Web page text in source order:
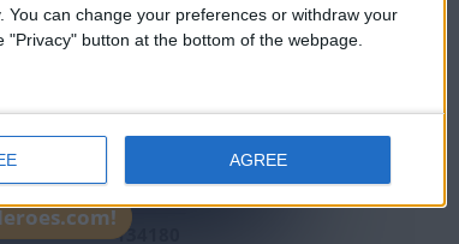
can change your preferences or withdraw your
button at the bottom of the webpage.
AGREE
140327
136790
134180